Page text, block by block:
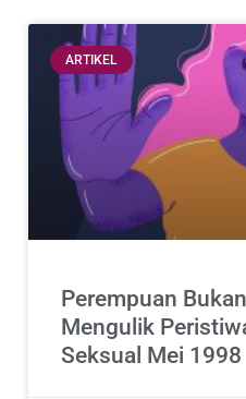
ARTIKEL
Perempuan
Mengulik
Seksual Mei 1998